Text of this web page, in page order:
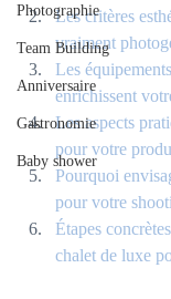
Photographie
Team Building
Anniversaire
Gastronomie
Baby shower
Les critères
vraiment
Les
enrichissent
Les aspects
pour votre
Pourquoi
pour votre
Étapes
chalet de luxe